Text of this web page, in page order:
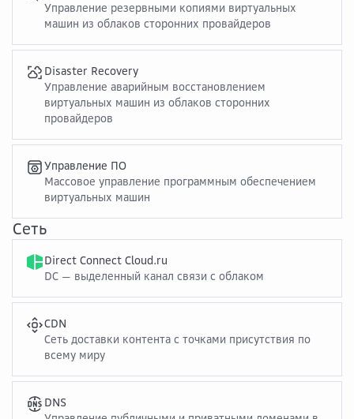
Управление резервными копиями виртуальных
машин из облаков сторонних провайдеров
Disaster Recovery
Управление аварийным восстановлением
виртуальных машин из облаков сторонних
провайдеров
Управление ПО
Массовое управление программным обеспечением
виртуальных машин
Сеть
Direct Connect Cloud.ru
DC — выделенный канал связи с облаком
CDN
Сеть доставки контента с точками присутствия по
всему миру
DNS